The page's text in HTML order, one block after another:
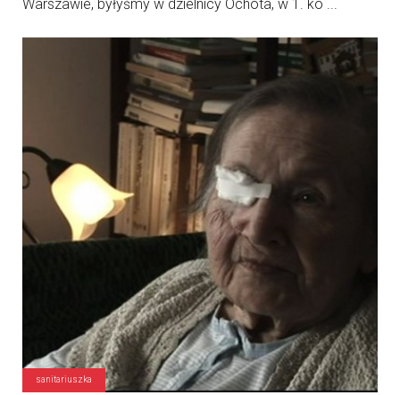
Warszawie, byłyśmy w dzielnicy Ochota, w 1. ko ...
sanitariuszka